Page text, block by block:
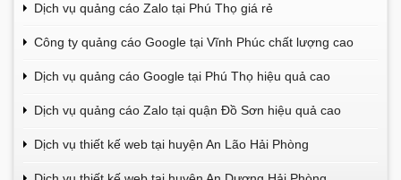
Dịch vụ quảng cáo Zalo tại Phú Thọ giá rẻ
Công ty quảng cáo Google tại Vĩnh Phúc chất lượng cao
Dịch vụ quảng cáo Google tại Phú Thọ hiệu quả cao
Dịch vụ quảng cáo Zalo tại quận Đồ Sơn hiệu quả cao
Dịch vụ thiết kế web tại huyện An Lão Hải Phòng